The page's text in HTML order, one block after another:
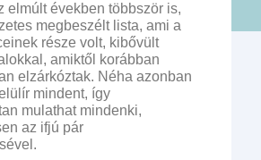
elmúlt években többször is,
megbeszélt lista, ami a
része volt, kibővült
amiktől korábban
elzárkóztak. Néha azonban
mindent, így
mulathat mindenki,
az ifjú pár